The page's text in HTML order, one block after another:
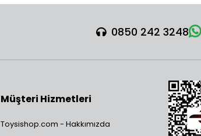
0850 242 3248
Müşteri Hizmetleri
Toysishop.com - Hakkımızda